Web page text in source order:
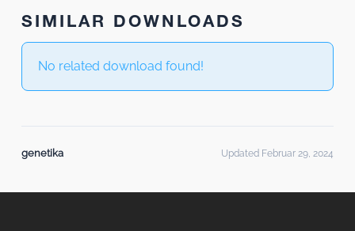
SIMILAR DOWNLOADS
No related download found!
genetika Updated Februar 29, 2024